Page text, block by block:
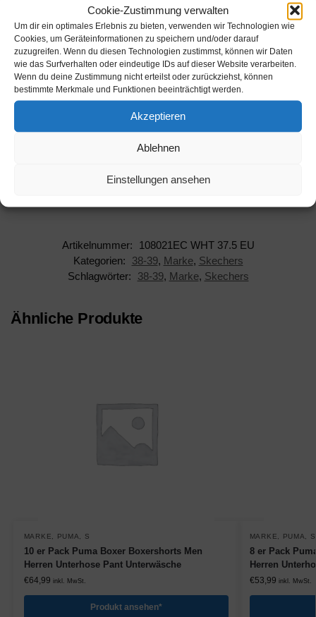
Cookie-Zustimmung verwalten
Um dir ein optimales Erlebnis zu bieten, verwenden wir Technologien wie
Cookies, um Geräteinformationen zu speichern und/oder darauf
zuzugreifen. Wenn du diesen Technologien zustimmst, können wir Daten
wie das Surfverhalten oder eindeutige IDs auf dieser Website verarbeiten.
Wenn du deine Zustimmung nicht erteilst oder zurückziehst, können
bestimmte Merkmale und Funktionen beeinträchtigt werden.
Akzeptieren
Ablehnen
Einstellungen ansehen
Beschreibung
Artikelnummer:
108021EC WHT 37.5 EU
Kategorien:
38-39, Marke, Skechers
Schlagwörter:
38-39, Marke, Skechers
Ähnliche Produkte
MARKE, PUMA, S
10 er Pack Puma Boxer Boxershorts Men
Herren Unterhose Pant Unterwäsche
€64,99 inkl. MwSt.
Produkt ansehen*
MARKE, PUMA, S
8 er Pack
Herren
€53,99 inkl. MwSt.